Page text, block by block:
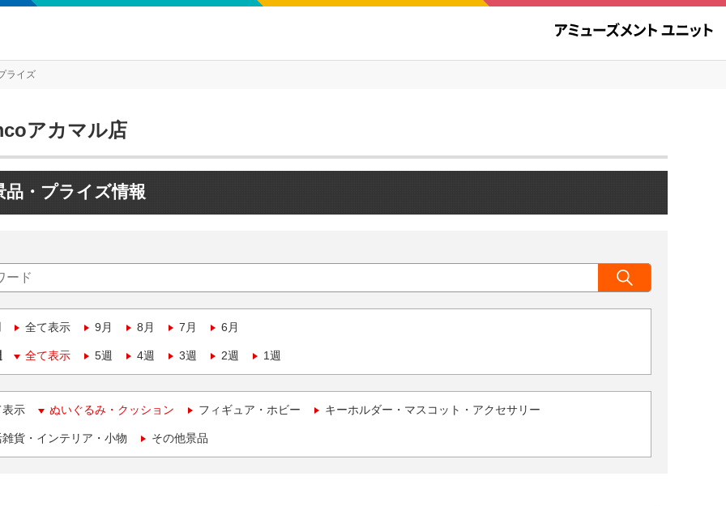
ライズ
アカマル店
品・プライズ情報
全て表示 9月 8月 7月 6月
全て表示 5週 4週 3週 2週 1週
表示 ぬいぐるみ・クッション フィギュア・ホビー キーホルダー・マスコット・アクセサリー
貨・インテリア・小物 その他景品